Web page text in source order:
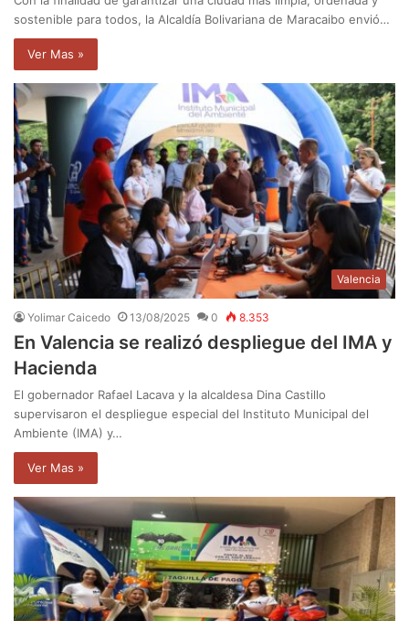
sostenible para todos, la Alcaldía Bolivariana de Maracaibo envió…
Ver Mas »
Valencia
Yolimar Caicedo 13/08/2025 0 8.353
En Valencia se realizó despliegue del IMA y
Hacienda
El gobernador Rafael Lacava y la alcaldesa Dina Castillo
supervisaron el despliegue especial del Instituto Municipal del
Ambiente (IMA) y…
Ver Mas »